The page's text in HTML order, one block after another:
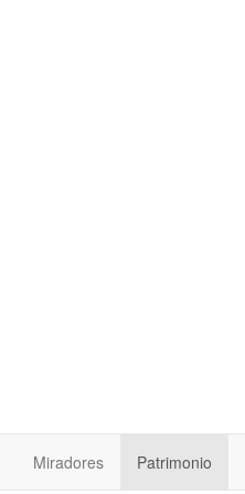
Miradores Patrimonio